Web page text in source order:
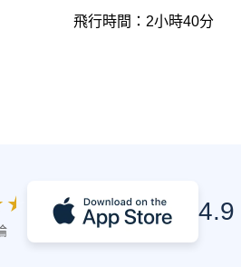
飛行時間：2小時40分
★ 4.9